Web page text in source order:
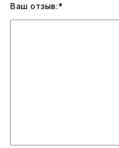
Ваш отзыв:*